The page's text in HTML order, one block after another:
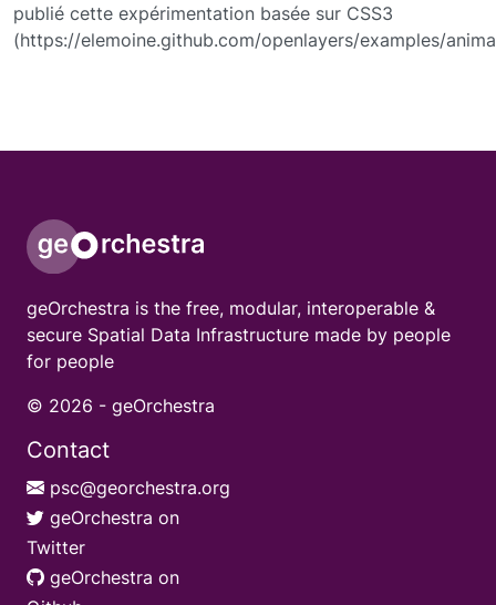
publié cette expérimentation basée sur CSS3
(https://elemoine.github.com/openlayers/examples/
geOrchestra is the free, modular, interoperable &
secure Spatial Data Infrastructure made by people
for people
© 2026 - geOrchestra
Contact
psc@georchestra.org
geOrchestra on
Twitter
geOrchestra on